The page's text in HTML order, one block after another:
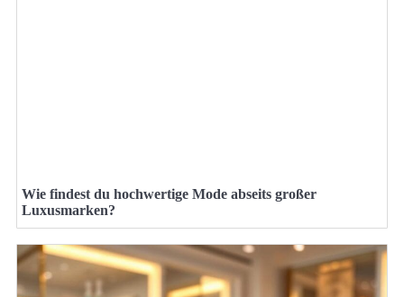
Wie findest du hochwertige Mode abseits großer
Luxusmarken?